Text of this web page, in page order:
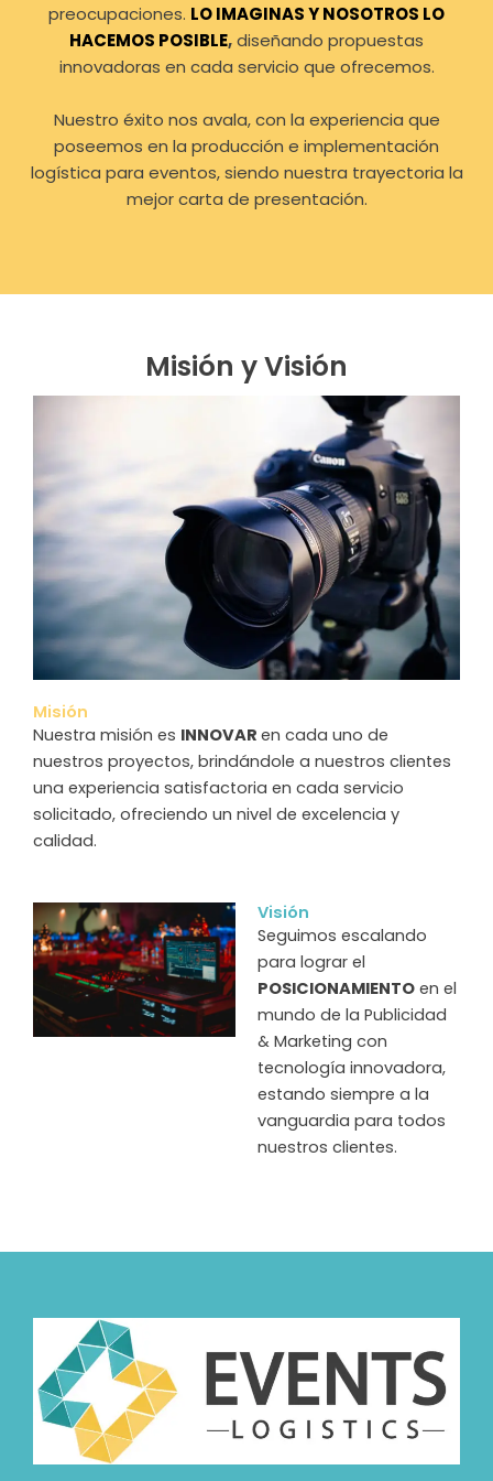
preocupaciones. LO IMAGINAS Y NOSOTROS LO
HACEMOS POSIBLE,diseñando propuestas
innovadoras en cada servicio que ofrecemos.
Nuestro éxito nos avala, con la experiencia que
poseemos en la producción e implementación
logística para eventos, siendo nuestra trayectoria la
mejor carta de presentación.
Misión y Visión
Misión
Nuestra misión es INNOVAR en cada uno de
nuestros proyectos, brindándole a nuestros clientes
una experiencia satisfactoria en cada servicio
solicitado, ofreciendo un nivel de excelencia y
calidad.
Visión
Seguimos escalando
para lograr el
POSICIONAMIENTO en el
mundo de la Publicidad
& Marketing con
tecnología innovadora,
estando siempre a la
vanguardia para todos
nuestros clientes.